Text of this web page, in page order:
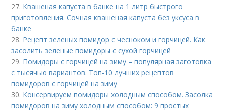
27. Квашеная капуста в банке на 1 литр быстрого
приготовления. Сочная квашеная капуста без уксуса в
банке
28. Рецепт зеленых помидор с чесноком и горчицей. Как
засолить зеленые помидоры с сухой горчицей
29. Помидоры с горчицей на зиму – популярная заготовка
с тысячью вариантов. Топ-10 лучших рецептов
помидоров с горчицей на зиму
30. Консервируем помидоры холодным способом. Засолка
помидоров на зиму холодным способом: 9 простых